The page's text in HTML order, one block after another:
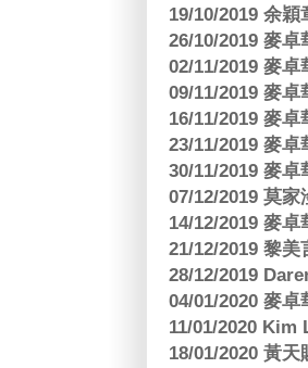
19/10/2019 余
26/10/2019 麥
02/11/2019 麥
09/11/2019 麥
16/11/2019 麥
23/11/2019 麥
30/11/2019 麥
07/12/2019 莫
14/12/2019 麥
21/12/2019 黎
28/12/2019
04/01/2020 麥
11/01/2020
18/01/2020 黃